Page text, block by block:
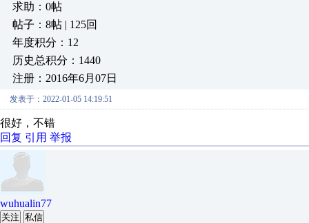
求助：0帖
帖子：8帖 | 125回
年度积分：12
历史总积分：1440
注册：2016年6月07日
发表于：2022-01-05 14:19:51
很好，不错
回复 引用 举报
wuhualin77
关注 私信